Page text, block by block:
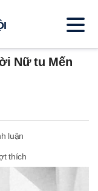
Nữ tu Mến
luận
thích